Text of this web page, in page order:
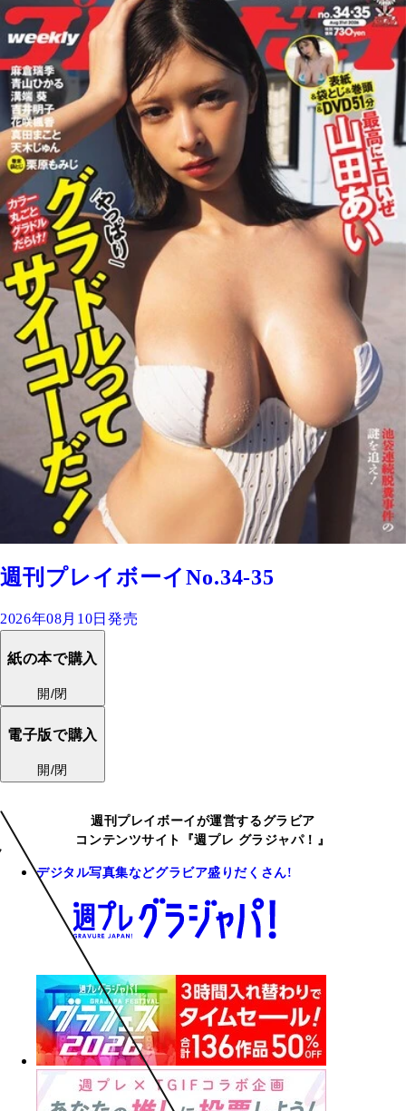
週刊プレイボーイNo.34-35
2026年08月10日発売
紙の本で購入
開/閉
電子版で購入
開/閉
週刊プレイボーイが運営するグラビア
コンテンツサイト『週プレ グラジャパ！』
デジタル写真集などグラビア盛りだくさん!